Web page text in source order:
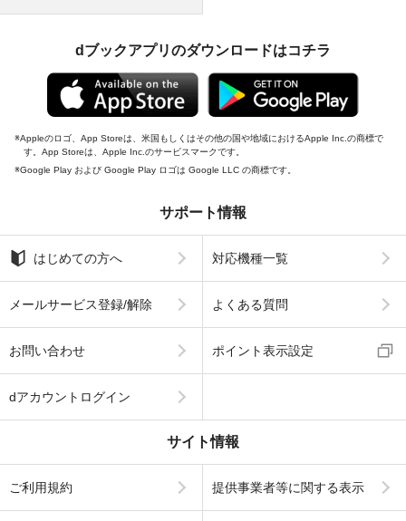
dブックアプリのダウンロードはコチラ
Appleのロゴ、App Storeは、米国もしくはその他の国や地域におけるApple Inc.の商標で
す。App Storeは、Apple Inc.のサービスマークです。
Google Play および Google Play ロゴは Google LLC の商標です。
サポート情報
はじめての方へ 対応機種一覧
メールサービス登録/解除 よくある質問
お問い合わせ ポイント表示設定
dアカウントログイン
サイト情報
ご利用規約 提供事業者等に関する表示